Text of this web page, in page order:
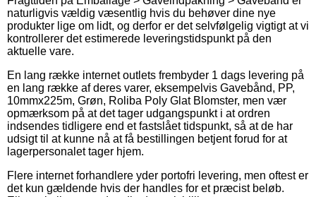
naturligvis vældig væsentlig hvis du behøver dine nye
produkter lige om lidt, og derfor er det selvfølgelig vigtigt at vi
kontrollerer det estimerede leveringstidspunkt på den
aktuelle vare.
En lang række internet outlets frembyder 1 dags levering på
en lang række af deres varer, eksempelvis Gavebånd, PP,
10mmx225m, Grøn, Roliba Poly Glat Blomster, men vær
opmærksom på at det tager udgangspunkt i at ordren
indsendes tidligere end et fastslået tidspunkt, så at de har
udsigt til at kunne nå at få bestillingen betjent forud for at
lagerpersonalet tager hjem.
Flere internet forhandlere yder portofri levering, men oftest er
det kun gældende hvis der handles for et præcist beløb.